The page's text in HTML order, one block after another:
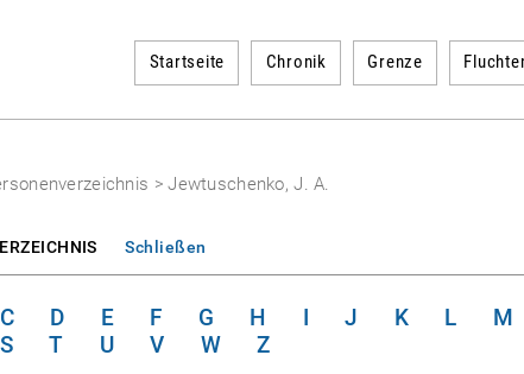
Startseite Chronik Grenze
> Jewtuschenko, J. A.
Schließen
C D E F G H I J K L M
S T U V W Z